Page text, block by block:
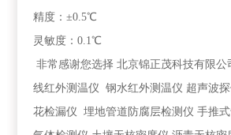
精度：±0.5℃
灵敏度：0.1℃
非常感谢您选择 北京锦正茂科技有限公
线红外测温仪 钢水红外测温仪 超声波
花检漏仪 埋地管道防腐层检测仪 手推